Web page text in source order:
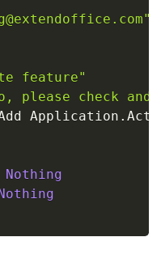
feature"
please check
Application .
Nothing